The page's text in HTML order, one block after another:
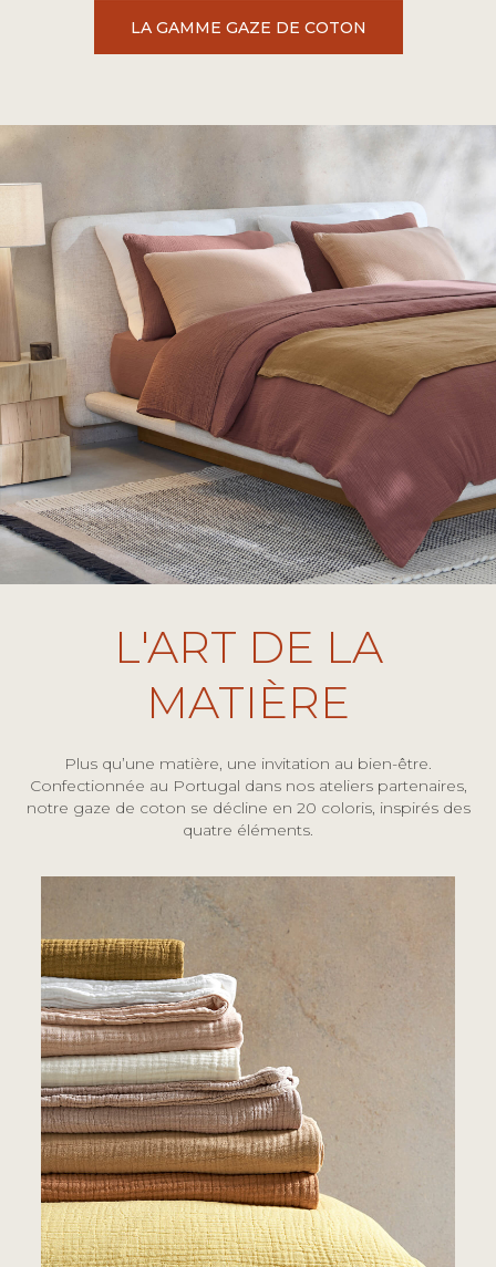
LA GAMME GAZE DE COTON
L'ART DE LA
MATIÈRE
Plus qu’une matière, une invitation au bien-être.
Confectionnée au Portugal dans nos ateliers partenaires,
notre gaze de coton se décline en 20 coloris, inspirés des
quatre éléments.